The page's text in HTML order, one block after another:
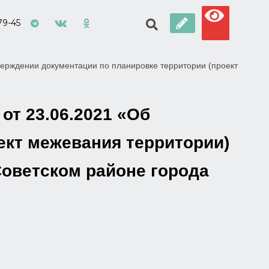
45
документации по планировке территории (проект
23.06.2021 «Об
межевания территории)
районе города